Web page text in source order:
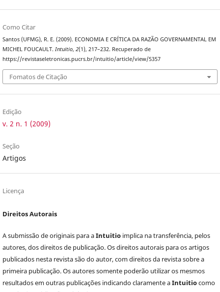
Como Citar
Santos (UFMG), R. E. (2009). ECONOMIA E CRÍTICA DA RAZÃO GOVERNAMENTAL EM
MICHEL FOUCAULT. Intuitio, 2(1), 217–232. Recuperado de
https://revistaseletronicas.pucrs.br/intuitio/article/view/5357
Fomatos de Citação
Edição
v. 2 n. 1 (2009)
Seção
Artigos
Licença
Direitos Autorais
A submissão de originais para aIntuitioimplica na transferência, pelos
autores, dos direitos de publicação. Os direitos autorais para os artigos
publicados nesta revista são do autor, com direitos da revista sobre a
primeira publicação. Os autores somente poderão utilizar os mesmos
resultados em outras publicações indicando claramente aIntuitiocomo